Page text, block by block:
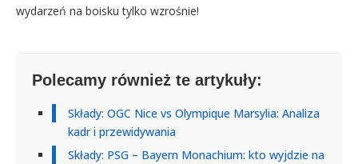
wydarzeń na boisku tylko wzrośnie!
Polecamy również te artykuły:
Składy: OGC Nice vs Olympique Marsylia: Analiza
kadr i przewidywania
Składy: PSG – Bayern Monachium: kto wyjdzie na